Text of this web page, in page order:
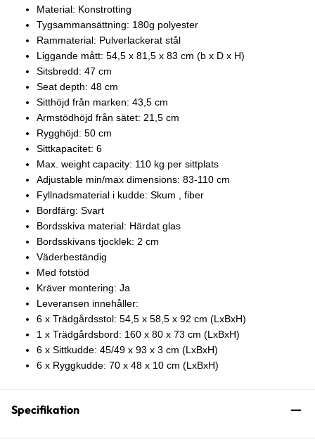
Material: Konstrotting
Tygsammansättning: 180g polyester
Rammaterial: Pulverlackerat stål
Liggande mått: 54,5 x 81,5 x 83 cm (b x D x H)
Sitsbredd: 47 cm
Seat depth: 48 cm
Sitthöjd från marken: 43,5 cm
Armstödhöjd från sätet: 21,5 cm
Rygghöjd: 50 cm
Sittkapacitet: 6
Max. weight capacity: 110 kg per sittplats
Adjustable min/max dimensions: 83-110 cm
Fyllnadsmaterial i kudde: Skum , fiber
Bordfärg: Svart
Bordsskiva material: Härdat glas
Bordsskivans tjocklek: 2 cm
Väderbeständig
Med fotstöd
Kräver montering: Ja
Leveransen innehåller:
6 x Trädgårdsstol: 54,5 x 58,5 x 92 cm (LxBxH)
1 x Trädgårdsbord: 160 x 80 x 73 cm (LxBxH)
6 x Sittkudde: 45/49 x 93 x 3 cm (LxBxH)
6 x Ryggkudde: 70 x 48 x 10 cm (LxBxH)
Specifikation